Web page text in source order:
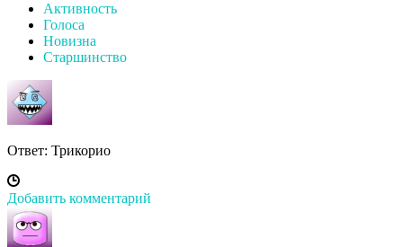
Активность
Голоса
Новизна
Старшинство
Ответ: Трикорио
Добавить комментарий